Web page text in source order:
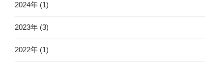
2024年 (1)
2023年 (3)
2022年 (1)